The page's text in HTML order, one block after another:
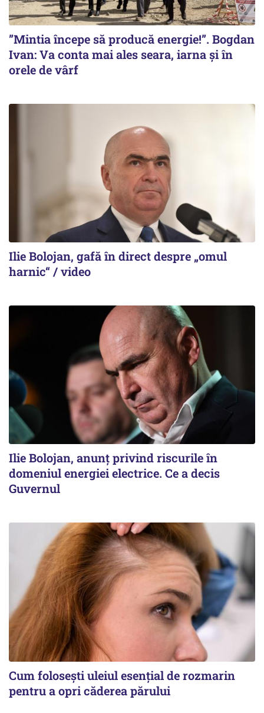
”Mintia începe să producă energie!”. Bogdan
Ivan: Va conta mai ales seara, iarna și în
orele de vârf
Ilie Bolojan, gafă în direct despre „omul
harnic“ / video
Ilie Bolojan, anunț privind riscurile în
domeniul energiei electrice. Ce a decis
Guvernul
Cum folosești uleiul esențial de rozmarin
pentru a opri căderea părului